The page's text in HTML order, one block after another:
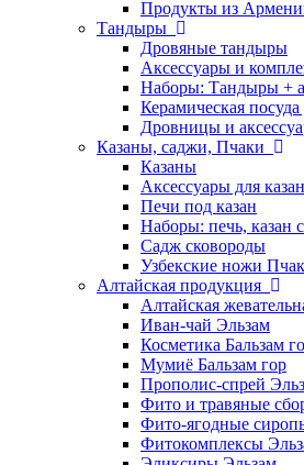
Продукты из
Тандыры
Дровяные тандыры
Аксессуары и
Наборы: Тандыры +
Керамическая
Дровницы и
Казаны, саджи, Пчаки
Казаны
Аксессуары для
Печи под казан
Наборы: печь, казан
Садж сковороды
Узбекские ножи Пчак
Алтайская продукция
Алтайская
Иван-чай Эльзам
Косметика Бальзам
Мумиё Бальзам гор
Прополис-спрей
Фито и травяные
Фито-ягодные
Фитокомплексы